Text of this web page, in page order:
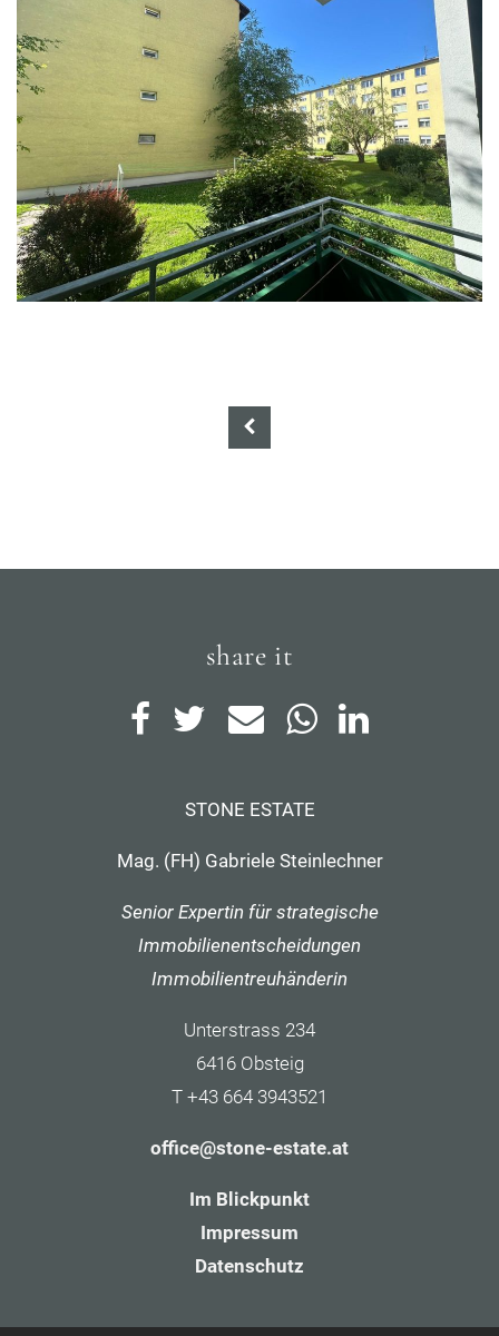
share it
STONE ESTATE
Mag. (FH) Gabriele Steinlechner
Senior Expertin für strategische
Immobilienentscheidungen
Immobilientreuhänderin
Unterstrass 234
6416 Obsteig
T +43 664 3943521
office@stone-estate.at
Im Blickpunkt
Impressum
Datenschutz